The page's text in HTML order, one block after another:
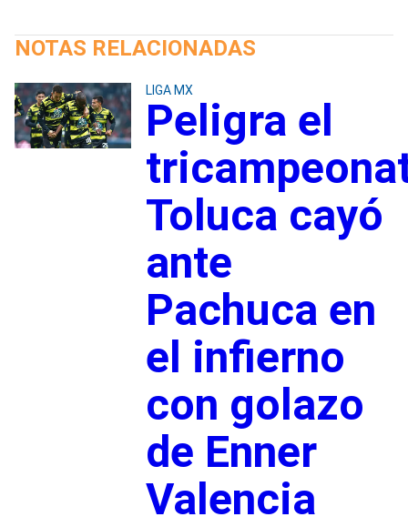
NOTAS RELACIONADAS
LIGA MX
Peligra el
Toluca cayó
ante
Pachuca en
el infierno
con golazo
de Enner
Valencia